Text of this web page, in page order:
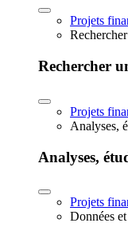
Projets
Rechercher
Projets
Analyses,
Analyses,
Projets
Données